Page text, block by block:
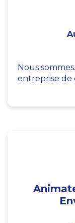
Nous
entreprise de